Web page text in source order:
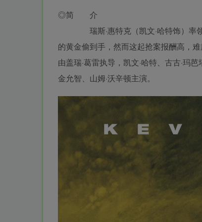
◎简 介
瑞斯·惠特克（凯文·哈特饰）率领
的黄金偷到手，然而这起抢案报酬高，
由盖瑞·葛雷执导，凯文·哈特、古古·玛
金允智、山姆·沃辛顿主演。